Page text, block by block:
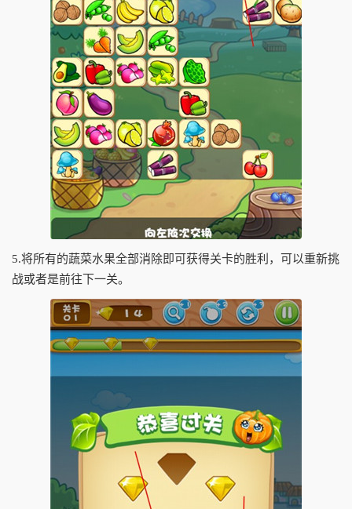
5.将所有的蔬菜水果全部消除即可获得关卡的胜利，可以重新挑
战或者是前往下一关。